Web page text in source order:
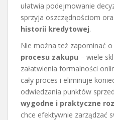
ułatwia podejmowanie
sprzyja oszczędnościom
historii kredytowej.
Nie można też zapominać o
procesu zakupu – wiele
załatwienia formalności
cały proces i eliminuje
odwiedzania punktów
wygodne i praktyczne
chce efektywnie zarządzać